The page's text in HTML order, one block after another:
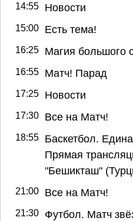
14:55 Новости
15:00 Есть тема!
16:25 Магия большого
16:55 Матч! Парад
17:25 Новости
17:30 Все на Матч!
18:55
Баскетбол.
Прямая
"Бешикташ"
21:00 Все на Матч!
21:30
Футбол. Матч